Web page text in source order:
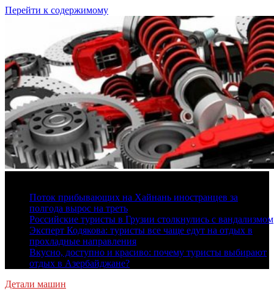
Перейти к содержимому
Поток прибывающих на Хайнань иностранцев за
полгода вырос на треть
Российские туристы в Грузии столкнулись с вандализмом
Эксперт Кодякова: туристы все чаще едут на отдых в
прохладные направления
Вкусно, доступно и красиво: почему туристы выбирают
отдых в Азербайджане?
Детали машин